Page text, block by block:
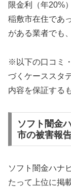
限金利（年20%
稲敷市在住であ
がある業者でも
※以下の口コミ
づくケーススタ
内容を保証する
ソフト闇金
市の被害報告
ソフト闇金ハナ
たって上位に掲